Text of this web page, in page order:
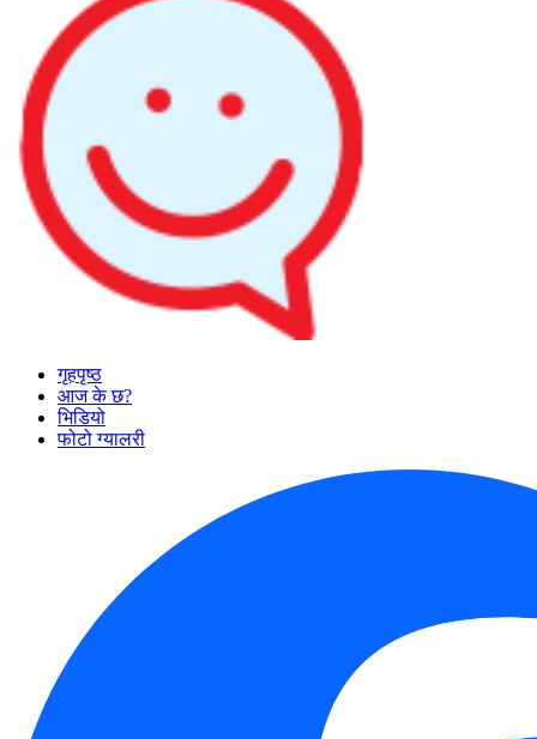
गृहपृष्ठ
आज के छ?
भिडियो
फोटो ग्यालरी